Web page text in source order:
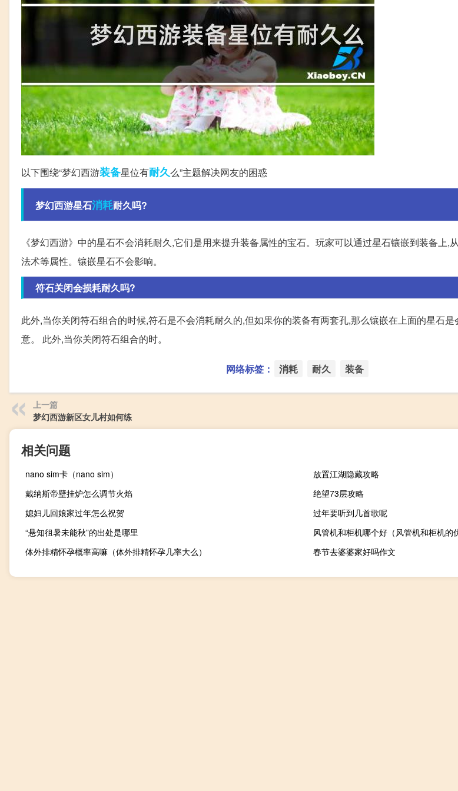
以下围绕“梦幻西游装备星位有耐久么”主题解决网友的困惑
梦幻西游星石消耗耐久吗?
《梦幻西游》中的星石不会消耗耐久,它们是用来提升装备属性的宝石。玩家可以通过星石镶嵌到装备上,
法术等属性。镶嵌星石不会影响。
符石关闭会损耗耐久吗?
此外,当你关闭符石组合的时候,符石是不会消耗耐久的,但如果你的装备有两套孔,那么镶嵌在上面的星石
意。 此外,当你关闭符石组合的时。
网络标签： 消耗 耐久 装备
上一篇
梦幻西游新区女儿村如何练
相关问题
nano sim卡（nano sim）
放置江湖隐藏攻略
戴纳斯帝壁挂炉怎么调节火焰
绝望73层攻略
媳妇儿回娘家过年怎么祝贺
过年要听到几首歌呢
“悬知徂暑未能秋”的出处是哪里
风管机和柜机哪个好（风管机和柜机的
体外排精怀孕概率高嘛（体外排精怀孕几率大么）
春节去婆婆家好吗作文